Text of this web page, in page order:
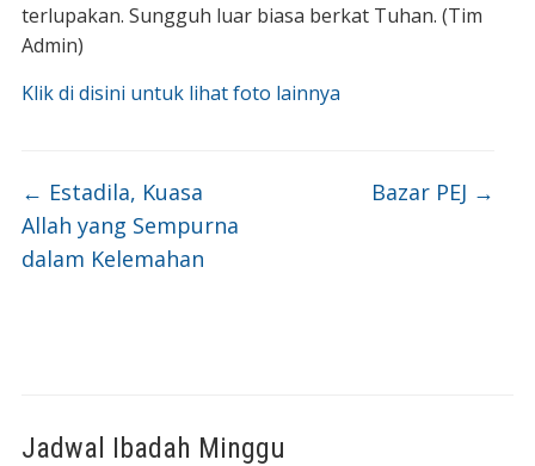
terlupakan. Sungguh luar biasa berkat Tuhan. (Tim
Admin)
Klik di disini untuk lihat foto lainnya
← Estadila, Kuasa
Allah yang Sempurna
dalam Kelemahan
Bazar PEJ →
Jadwal Ibadah Minggu